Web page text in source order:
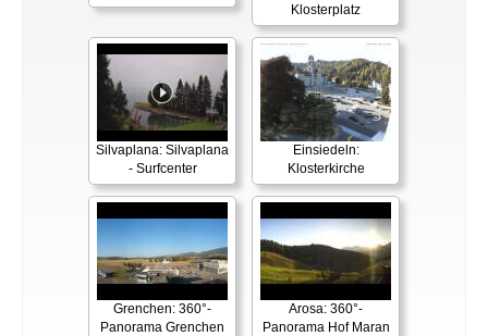
Klosterplatz
Silvaplana: Silvaplana
- Surfcenter
Einsiedeln:
Klosterkirche
Grenchen: 360°-
Panorama Grenchen
Arosa: 360°-
Panorama Hof Maran